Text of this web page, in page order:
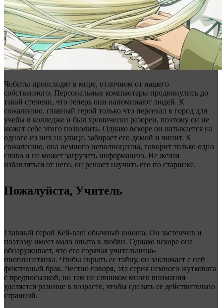
Чобиты происходят в мире, отличном от нашего
собственного. Персональные компьютеры продвинулись до
такой степени, что теперь они напоминают людей. К
сожалению, главный герой только что переехал в город для
учебы в колледже и был хронически разорен, поэтому он не
может себе этого позволить. Однако вскоре он натыкается на
одного из них на улице, забирает его домой и чинит. К
сожалению, она немного неполноценна, говорит только одно
слово и не может загрузить информацию. Не желая
избавляться от него, он решает научить его по старинке.
Пожалуйста, Учитель
Главный герой Кей-ваш обычный юноша. Он застенчив и
поэтому имеет мало опыта в любви. Однако вскоре она
обнаруживает, что его горячая учительница-
инопланетянка. Чтобы скрыть ее тайну, он заключает с ней
фиктивный брак. Честно говоря, эта серия немного жутковата
с предпосылкой, но там не слишком много внимания
уделяется разнице в возрасте, чтобы сделать ее действительно
странной.